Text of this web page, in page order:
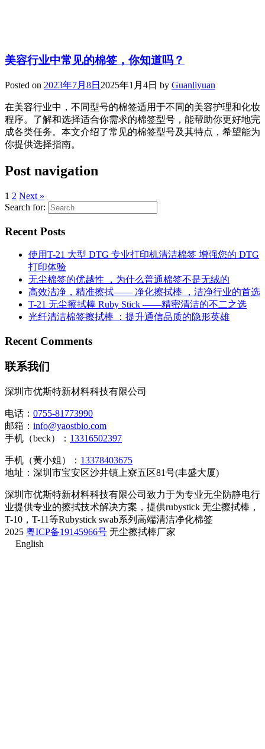
美容行业中常见的棉签，你知道吗？
Posted on 2023年7月8日 2025年1月4日 by Guanliyuan
在美容行业中，不同型号的棉签适用于不同的美容护理和化妆
程序。了解和选择适合你需求的棉签型号，能帮助你更好地完
成各类任务。本文介绍了常见的棉签型号及其特点，希望能为
你提供选择指南。
Post navigation
1 2 Next »
Search for:
Recent Posts
使用T-21 大型 DTG 专业打印机清洁棉签 增强您的 DTG
打印体验
无尘棉签的优越性 ，为什么普通棉签不是无绒的
高效洁净，精准擦拭—— 净化擦拭棒 ，洁净行业的首选
T-21 无尘擦拭棒 Ruby Stick ——精密清洁的不二之选
光纤清洁棉签擦拭棒 ：提升通信品质的隐形英雄
Recent Comments
联系我们
深圳市优斯特新材料科技有限公司
电话： 0755-81773990
邮箱： info@yaostbio.com
手机（beck）： 13316502397
手机（黄小姐）： 13378403675
地址：深圳市宝安区沙井镇上寮五区81号(丰盛大厦)
深圳市优斯特新材料科技有限公司致力于为专业无尘防静电行
业提供专业的擦拭技术解决方案，提供rubystick 无尘擦拭棒，
T-10，T-11等Rubystick swab系列高端清洁净化棉签
2025 粤ICP备19145966号 无尘擦拭棒厂家
English